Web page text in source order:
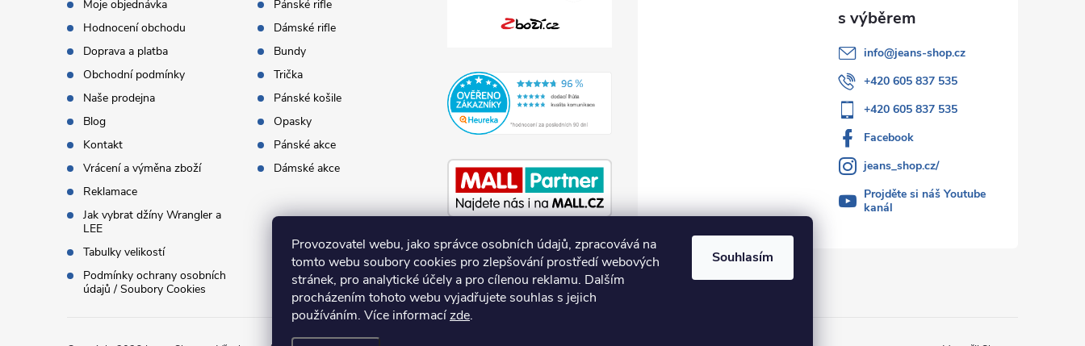
Provozovatel webu, jako správce osobních údajů, zpracovává na
tomto webu soubory cookies pro zlepšování prostředí webových
stránek, pro analytické účely a pro cílenou reklamu. Dalším
procházením tohoto webu vyjadřujete souhlas s jejich
používáním. Více informacízde.
Souhlasím
Moje objednávka
Hodnocení obchodu
Doprava a platba
Obchodní podmínky
Naše prodejna
Blog
Kontakt
Vrácení a výměna zboží
Reklamace
Jak vybrat džíny Wrangler a
LEE
Tabulky velikostí
Podmínky ochrany osobních
údajů / Soubory Cookies
Pánské rifle
Dámské rifle
Bundy
Trička
Pánské košile
Opasky
Pánské akce
Dámské akce
info@jeans-shop.cz
+420 605 837 535
+420 605 837 535
Facebook
jeans_shop.cz/
Projděte si náš Youtube
kanál